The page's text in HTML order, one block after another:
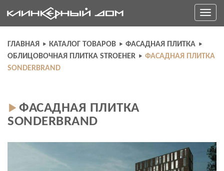
to
content
Toggle
ГЛАВНАЯ КАТАЛОГ ТОВАРОВ
ФАСАДНАЯ ПЛИТКА
ОБЛИЦОВОЧНАЯ ПЛИТКА STROEHER
ФАСАДНАЯ ПЛИТКА
SONDERBRAND
ФАСАДНАЯ ПЛИТКА
SONDERBRAND